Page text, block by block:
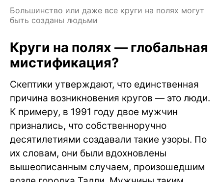
Большинство или даже все круги на полях могут
быть созданы людьми
Круги на полях — глобальная
мистификация?
Скептики утверждают, что единственная
причина возникновения кругов — это люди.
К примеру, в 1991 году двое мужчин
признались, что собственноручно
десятилетиями создавали такие узоры. По
их словам, они были вдохновлены
вышеописанным случаем, произошедшим